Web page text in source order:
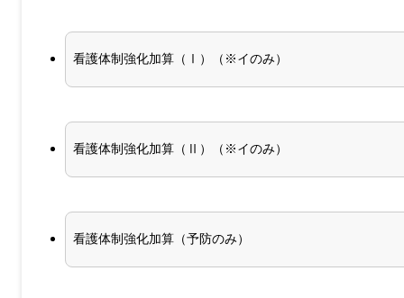
看護体制強化加算（Ⅰ）（※イのみ）
看護体制強化加算（Ⅱ）（※イのみ）
看護体制強化加算（予防のみ）